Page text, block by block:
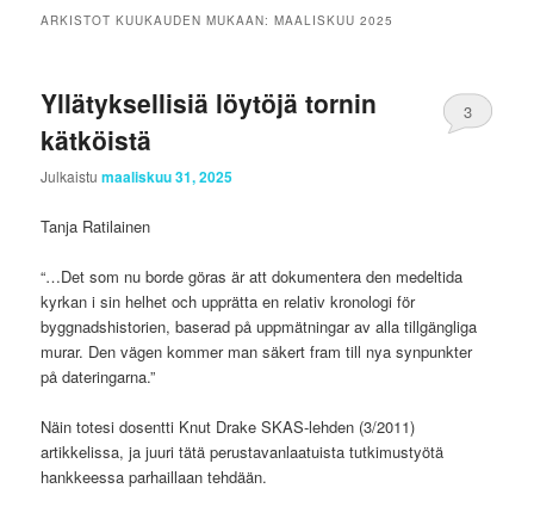
ARKISTOT KUUKAUDEN MUKAAN:MAALISKUU 2025
Yllätyksellisiä löytöjä tornin
kätköistä
Julkaistumaaliskuu 31, 2025
3
Tanja Ratilainen
“…Det som nu borde göras är att dokumentera den medeltida
kyrkan i sin helhet och upprätta en relativ kronologi för
byggnadshistorien, baserad på uppmätningar av alla tillgängliga
murar. Den vägen kommer man säkert fram till nya synpunkter
på dateringarna.”
Näin totesi dosentti Knut Drake SKAS-lehden (3/2011)
artikkelissa, ja juuri tätä perustavanlaatuista tutkimustyötä
hankkeessa parhaillaan tehdään.